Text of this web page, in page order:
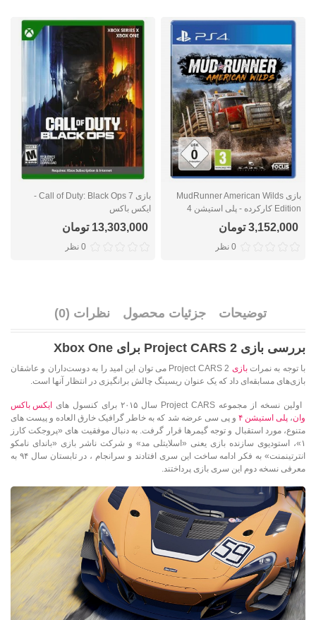
بازی MudRunner American Wilds
Edition کارکرده - پلی استیشن 4
3,152,000 تومان
0 نظر
بازی Call of Duty: Black Ops 7 -
ایکس باکس
13,303,000 تومان
0 نظر
توضیحات جزئیات محصول نظرات (0)
بررسی بازی Project CARS 2 برای Xbox One
با توجه به نمراتبازی
Project CARS 2 می توان این امید را به دوست‌داران و عاشقان
بازی‌های مسابقه‌ای داد که یک عنوان ریسینگ چالش برانگیزی در انتظار آنها است.
اولین نسخه از مجموعه Project CARS سال ۲۰۱۵ برای کنسول های
ایکس باکس
وان،پلی استیشن ۴
و پی سی عرضه شد که به خاطر گرافیک خارق العاده و پیست های
متنوع، مورد استقبال و توجه گیمرها قرار گرفت. به دنبال موفقیت های «پروجکت کارز
۱»، استودیوی سازنده بازی یعنی «اسلایتلی مد» و شرکت ناشر بازی «باندای نامکو
انترتینمنت» به فکر ادامه ساخت این سری افتادند و سرانجام ، در تابستان سال ۹۴ به
معرفی نسخه دوم این سری بازی پرداختند.